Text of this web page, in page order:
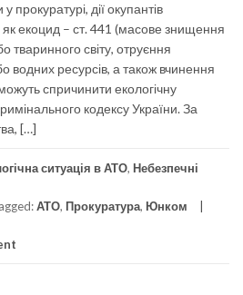
прокуратурі, дії окупантів
як екоцид – ст. 441 (масове знищення
тваринного світу, отруєння
водних ресурсів, а також вчинення
спричинити екологічну
кодексу України. За
[…]
ситуація в АТО, Небезпечні
АТО, Прокуратура, Юнком